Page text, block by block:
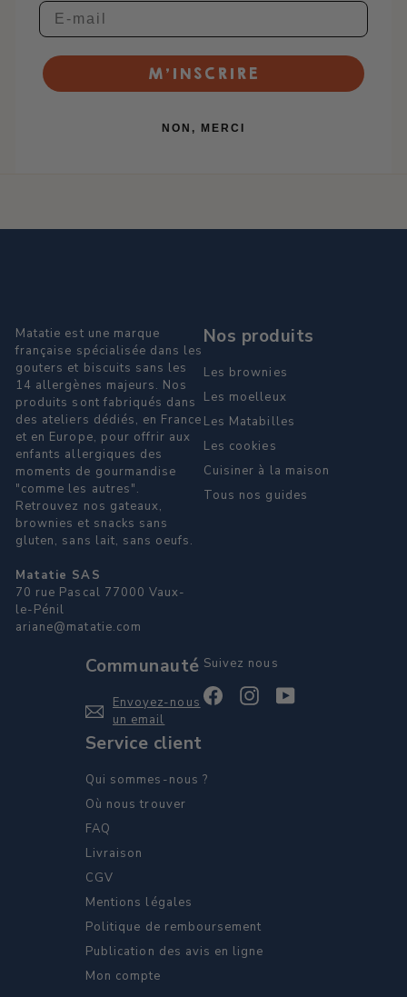
M’INSCRIRE
NON, MERCI
Matatie est une marque
française spécialisée dans les
gouters et biscuits sans les
14 allergènes majeurs. Nos
produits sont fabriqués dans
des ateliers dédiés, en France
et en Europe, pour offrir aux
enfants allergiques des
moments de gourmandise
"comme les autres".
Retrouvez nos gateaux,
brownies et snacks sans
gluten, sans lait, sans oeufs.
Matatie SAS
70 rue Pascal 77000 Vaux-
le-Pénil
ariane@matatie.com
Nos produits
Les brownies
Les moelleux
Les Matabilles
Les cookies
Cuisiner à la maison
Tous nos guides
Communauté
Envoyez-nous
un email
Suivez nous
FacebookInstagram
Service client
Qui sommes-nous ?
Où nous trouver
FAQ
Livraison
CGV
Mentions légales
Politique de remboursement
Publication des avis en ligne
Mon compte